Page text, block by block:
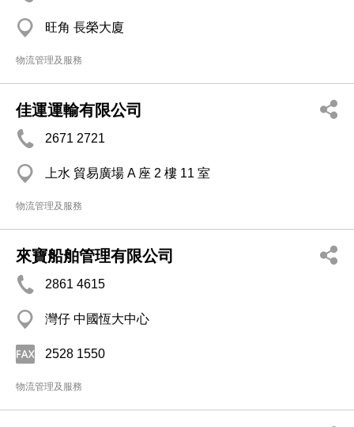
旺角 長榮大廈
物流管理及服務
佳運運輸有限公司
2671 2721
上水 貿易廣場 A 座 2 樓 11 室
物流管理及服務
來寶船舶管理有限公司
2861 4615
灣仔 中國恆大中心
2528 1550
物流管理及服務